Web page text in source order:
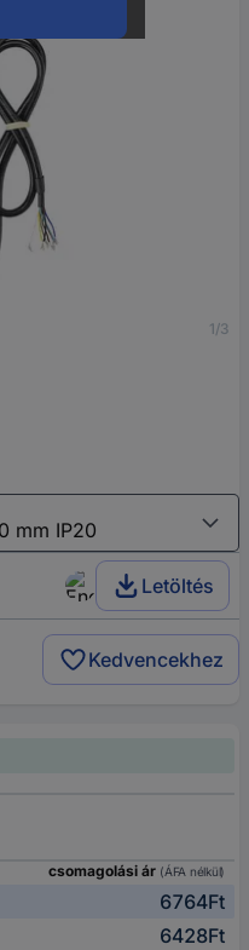
1/3
Letöltés
Kedvencekhez
csomagolási ár (ÁFA nélkül)
6764Ft
6428Ft